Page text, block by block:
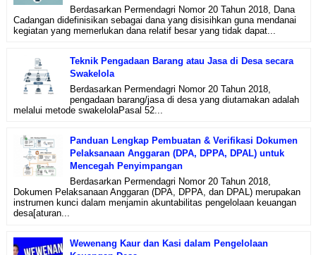
Berdasarkan Permendagri Nomor 20 Tahun 2018, Dana
Cadangan didefinisikan sebagai dana yang disisihkan guna mendanai
kegiatan yang memerlukan dana relatif besar yang tidak dapat...
Teknik Pengadaan Barang atau Jasa di Desa secara
Swakelola
Berdasarkan Permendagri Nomor 20 Tahun 2018,
pengadaan barang/jasa di desa yang diutamakan adalah
melalui metode swakelolaPasal 52...
Panduan Lengkap Pembuatan & Verifikasi Dokumen
Pelaksanaan Anggaran (DPA, DPPA, DPAL) untuk
Mencegah Penyimpangan
Berdasarkan Permendagri Nomor 20 Tahun 2018,
Dokumen Pelaksanaan Anggaran (DPA, DPPA, dan DPAL) merupakan
instrumen kunci dalam menjamin akuntabilitas pengelolaan keuangan
desa[aturan...
Wewenang Kaur dan Kasi dalam Pengelolaan